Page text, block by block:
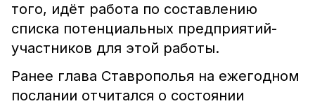
того, идёт работа по составлению
списка потенциальных предприятий-
участников для этой работы.
Ранее глава Ставрополья на ежегодном
послании отчитался о состоянии